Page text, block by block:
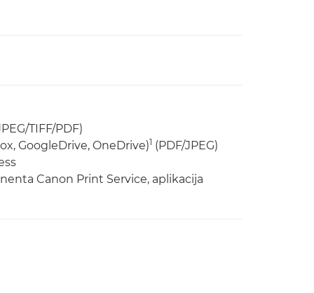
TIFF/PDF)
GoogleDrive, OneDrive)1 (PDF/JPEG)
Canon Print Service, aplikacija